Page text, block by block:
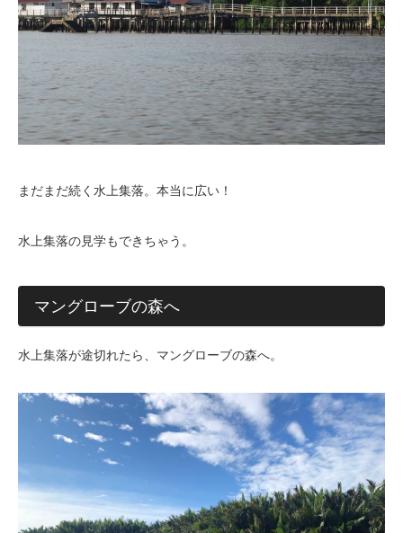
まだまだ続く水上集落。本当に広い！
水上集落の見学もできちゃう。
マングローブの森へ
水上集落が途切れたら、マングローブの森へ。